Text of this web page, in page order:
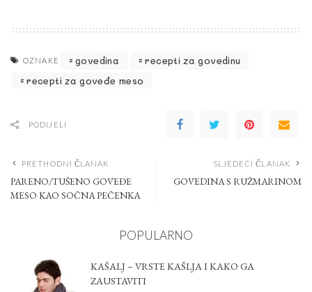
OZNAKE govedina
recepti za govedinu
recepti za goveđe meso
PODIJELI
PRETHODNI ČLANAK
PARENO/TUŠENO GOVEĐE
MESO KAO SOČNA PEČENKA
SLJEDEĆI ČLANAK
GOVEDINA S RUŽMARINOM
POPULARNO
KAŠALJ – VRSTE KAŠLJA I KAKO GA
ZAUSTAVITI